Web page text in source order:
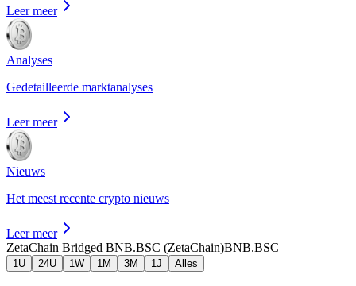
Leer meer
Analyses
Gedetailleerde marktanalyses
Leer meer
Nieuws
Het meest recente crypto nieuws
Leer meer
ZetaChain Bridged BNB.BSC (ZetaChain)BNB.BSC
1U 24U 1W 1M 3M 1J Alles